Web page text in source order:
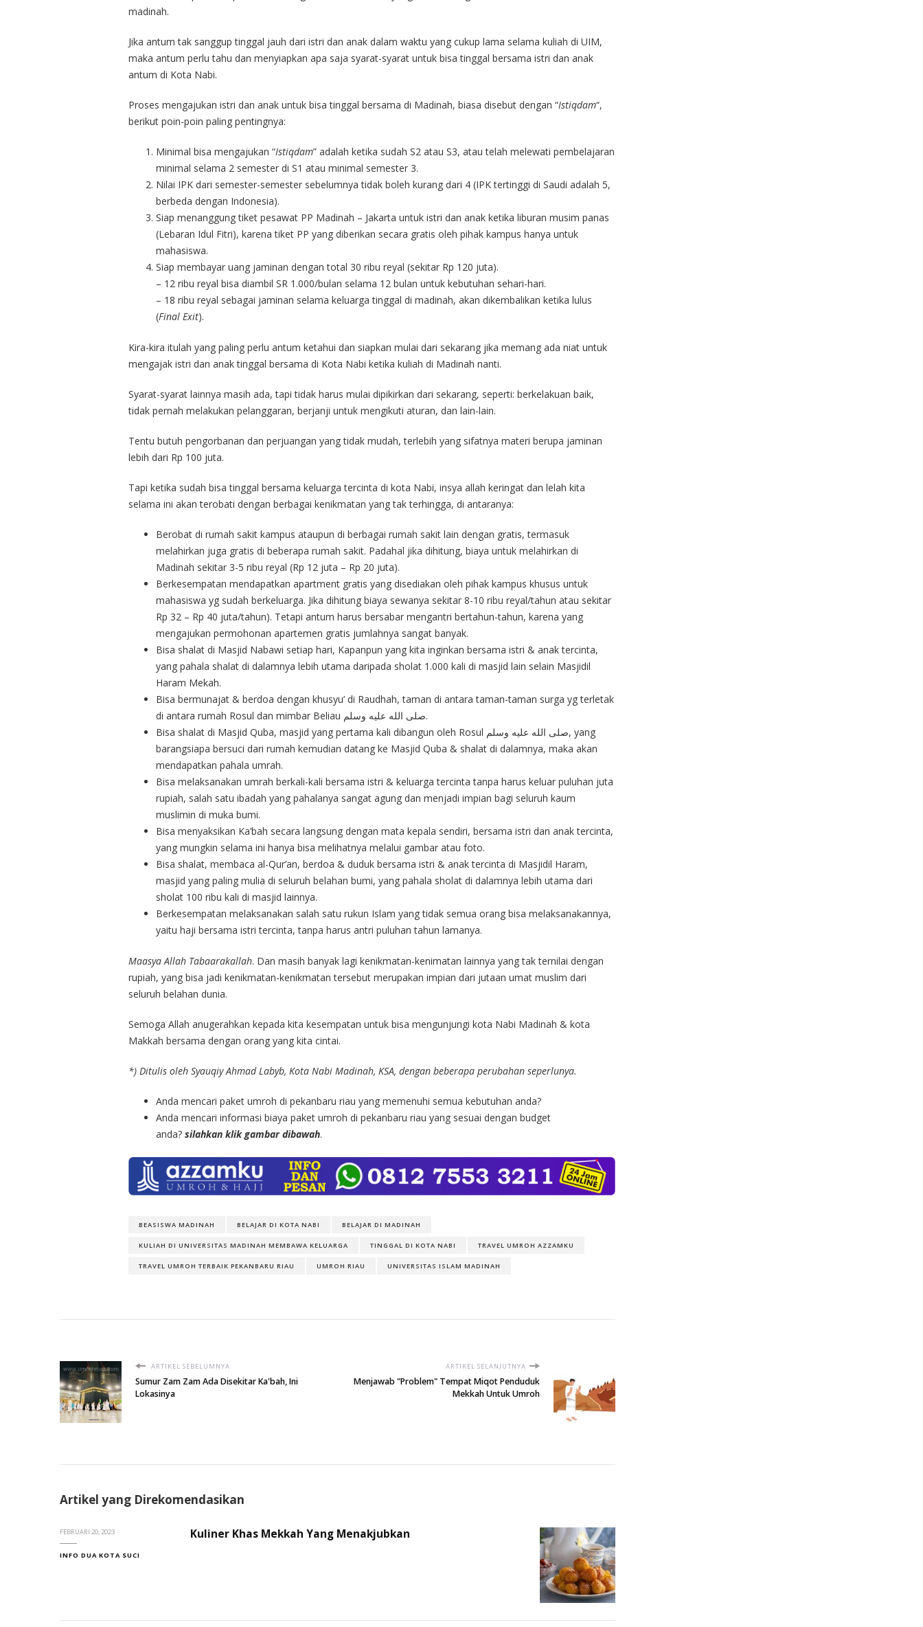
madinah.
Jika antum tak sanggup tinggal jauh dari istri dan anak dalam waktu yang cukup lama selama kuliah di UIM,
maka antum perlu tahu dan menyiapkan apa saja syarat-syarat untuk bisa tinggal bersama istri dan anak
antum di Kota Nabi.
Proses mengajukan istri dan anak untuk bisa tinggal bersama di Madinah, biasa disebut dengan “Istiqdam“,
berikut poin-poin paling pentingnya:
Minimal bisa mengajukan “Istiqdam” adalah ketika sudah S2 atau S3, atau telah melewati pembelajaran
minimal selama 2 semester di S1 atau minimal semester 3.
Nilai IPK dari semester-semester sebelumnya tidak boleh kurang dari 4 (IPK tertinggi di Saudi adalah 5,
berbeda dengan Indonesia).
Siap menanggung tiket pesawat PP Madinah – Jakarta untuk istri dan anak ketika liburan musim panas
(Lebaran Idul Fitri), karena tiket PP yang diberikan secara gratis oleh pihak kampus hanya untuk
mahasiswa.
Siap membayar uang jaminan dengan total 30 ribu reyal (sekitar Rp 120 juta).
– 12 ribu reyal bisa diambil SR 1.000/bulan selama 12 bulan untuk kebutuhan sehari-hari.
– 18 ribu reyal sebagai jaminan selama keluarga tinggal di madinah, akan dikembalikan ketika lulus
(Final Exit).
Kira-kira itulah yang paling perlu antum ketahui dan siapkan mulai dari sekarang jika memang ada niat untuk
mengajak istri dan anak tinggal bersama di Kota Nabi ketika kuliah di Madinah nanti.
Syarat-syarat lainnya masih ada, tapi tidak harus mulai dipikirkan dari sekarang, seperti: berkelakuan baik,
tidak pernah melakukan pelanggaran, berjanji untuk mengikuti aturan, dan lain-lain.
Tentu butuh pengorbanan dan perjuangan yang tidak mudah, terlebih yang sifatnya materi berupa jaminan
lebih dari Rp 100 juta.
Tapi ketika sudah bisa tinggal bersama keluarga tercinta di kota Nabi, insya allah keringat dan lelah kita
selama ini akan terobati dengan berbagai kenikmatan yang tak terhingga, di antaranya:
Berobat di rumah sakit kampus ataupun di berbagai rumah sakit lain dengan gratis, termasuk
melahirkan juga gratis di beberapa rumah sakit. Padahal jika dihitung, biaya untuk melahirkan di
Madinah sekitar 3-5 ribu reyal (Rp 12 juta – Rp 20 juta).
Berkesempatan mendapatkan apartment gratis yang disediakan oleh pihak kampus khusus untuk
mahasiswa yg sudah berkeluarga. Jika dihitung biaya sewanya sekitar 8-10 ribu reyal/tahun atau sekitar
Rp 32 – Rp 40 juta/tahun). Tetapi antum harus bersabar mengantri bertahun-tahun, karena yang
mengajukan permohonan apartemen gratis jumlahnya sangat banyak.
Bisa shalat di Masjid Nabawi setiap hari, Kapanpun yang kita inginkan bersama istri & anak tercinta,
yang pahala shalat di dalamnya lebih utama daripada sholat 1.000 kali di masjid lain selain Masjidil
Haram Mekah.
Bisa bermunajat & berdoa dengan khusyu’ di Raudhah, taman di antara taman-taman surga yg terletak
di antara rumah Rosul dan mimbar Beliau صلى الله عليه وسلم.
Bisa shalat di Masjid Quba, masjid yang pertama kali dibangun oleh Rosul صلى الله عليه وسلم, yang
barangsiapa bersuci dari rumah kemudian datang ke Masjid Quba & shalat di dalamnya, maka akan
mendapatkan pahala umrah.
Bisa melaksanakan umrah berkali-kali bersama istri & keluarga tercinta tanpa harus keluar puluhan juta
rupiah, salah satu ibadah yang pahalanya sangat agung dan menjadi impian bagi seluruh kaum
muslimin di muka bumi.
Bisa menyaksikan Ka’bah secara langsung dengan mata kepala sendiri, bersama istri dan anak tercinta,
yang mungkin selama ini hanya bisa melihatnya melalui gambar atau foto.
Bisa shalat, membaca al-Qur’an, berdoa & duduk bersama istri & anak tercinta di Masjidil Haram,
masjid yang paling mulia di seluruh belahan bumi, yang pahala sholat di dalamnya lebih utama dari
sholat 100 ribu kali di masjid lainnya.
Berkesempatan melaksanakan salah satu rukun Islam yang tidak semua orang bisa melaksanakannya,
yaitu haji bersama istri tercinta, tanpa harus antri puluhan tahun lamanya.
Maasya Allah Tabaarakallah. Dan masih banyak lagi kenikmatan-kenimatan lainnya yang tak ternilai dengan
rupiah, yang bisa jadi kenikmatan-kenikmatan tersebut merupakan impian dari jutaan umat muslim dari
seluruh belahan dunia.
Semoga Allah anugerahkan kepada kita kesempatan untuk bisa mengunjungi kota Nabi Madinah & kota
Makkah bersama dengan orang yang kita cintai.
*) Ditulis oleh Syauqiy Ahmad Labyb, Kota Nabi Madinah, KSA, dengan beberapa perubahan seperlunya.
Anda mencari paket umroh di pekanbaru riau yang memenuhi semua kebutuhan anda?
Anda mencari informasi biaya paket umroh di pekanbaru riau yang sesuai dengan budget
anda? silahkan klik gambar dibawah.
BEASISWA MADINAH BELAJAR DI KOTA NABI BELAJAR DI MADINAH
KULIAH DI UNIVERSITAS MADINAH MEMBAWA KELUARGA TINGGAL DI KOTA NABI TRAVEL UMROH AZZAMKU
TRAVEL UMROH TERBAIK PEKANBARU RIAU UMROH RIAU UNIVERSITAS ISLAM MADINAH
ARTIKEL SEBELUMNYA
Sumur Zam Zam Ada Disekitar Ka'bah, Ini
Lokasinya
ARTIKEL SELANJUTNYA
Menjawab "Problem" Tempat Miqot Penduduk
Mekkah Untuk Umroh
Artikel yang Direkomendasikan
FEBRUARI 20, 2023
INFO DUA KOTA SUCI
Kuliner Khas Mekkah Yang Menakjubkan